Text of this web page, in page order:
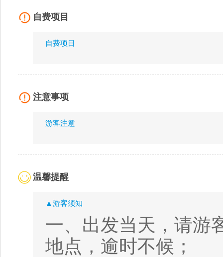
自费项目
自费项目
注意事项
游客注意
温馨提醒
▲游客须知
一、出发当天，请游
地点，逾时不候；